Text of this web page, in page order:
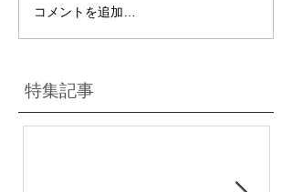
コメントを追加…
特集記事